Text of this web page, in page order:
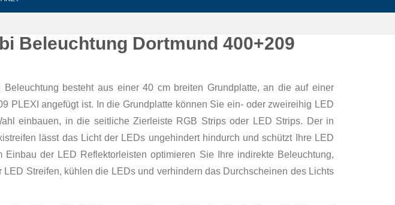
Beleuchtung Dortmund 400+209
Beleuchtung besteht aus einer 40 cm breiten Grundplatte, an die auf einer
PLEXI angefügt ist. In die Grundplatte können Sie ein- oder zweireihig LED
einbauen, in die seitliche Zierleiste RGB Strips oder LED Strips. Der in
lässt das Licht der LEDs ungehindert hindurch und schützt Ihre LED
der LED Reflektorleisten optimieren Sie Ihre indirekte Beleuchtung,
Streifen, kühlen die LEDs und verhindern das Durchscheinen des Lichts